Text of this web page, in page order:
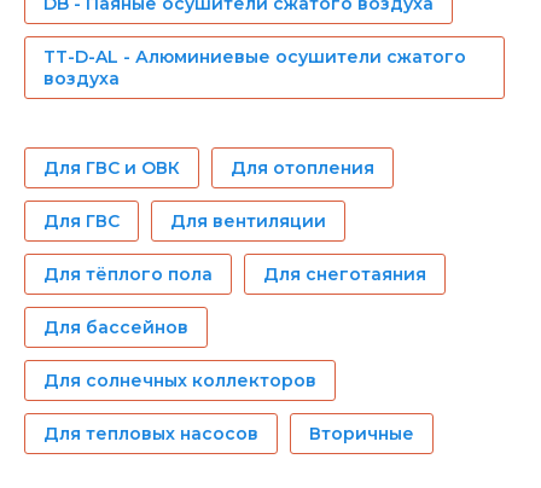
TT-D-AL - Алюминиевые осушители сжатого
воздуха
Для ГВС и ОВК Для отопления
Для ГВС Для вентиляции
Для тёплого пола Для снеготаяния
Для бассейнов
Для солнечных коллекторов
Для тепловых насосов Вторичные